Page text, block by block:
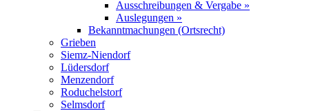
Ausschreibungen & Vergabe »
Auslegungen »
Bekanntmachungen (Ortsrecht)
Grieben
Siemz-Niendorf
Lüdersdorf
Menzendorf
Roduchelstorf
Selmsdorf